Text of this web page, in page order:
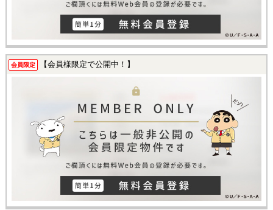
会員限定 【会員様限定で公開中！】